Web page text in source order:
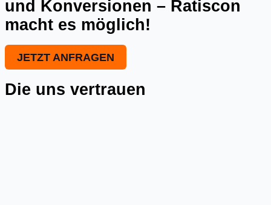
und Konversionen – Ratiscon
macht es möglich!
JETZT ANFRAGEN
Die uns vertrauen